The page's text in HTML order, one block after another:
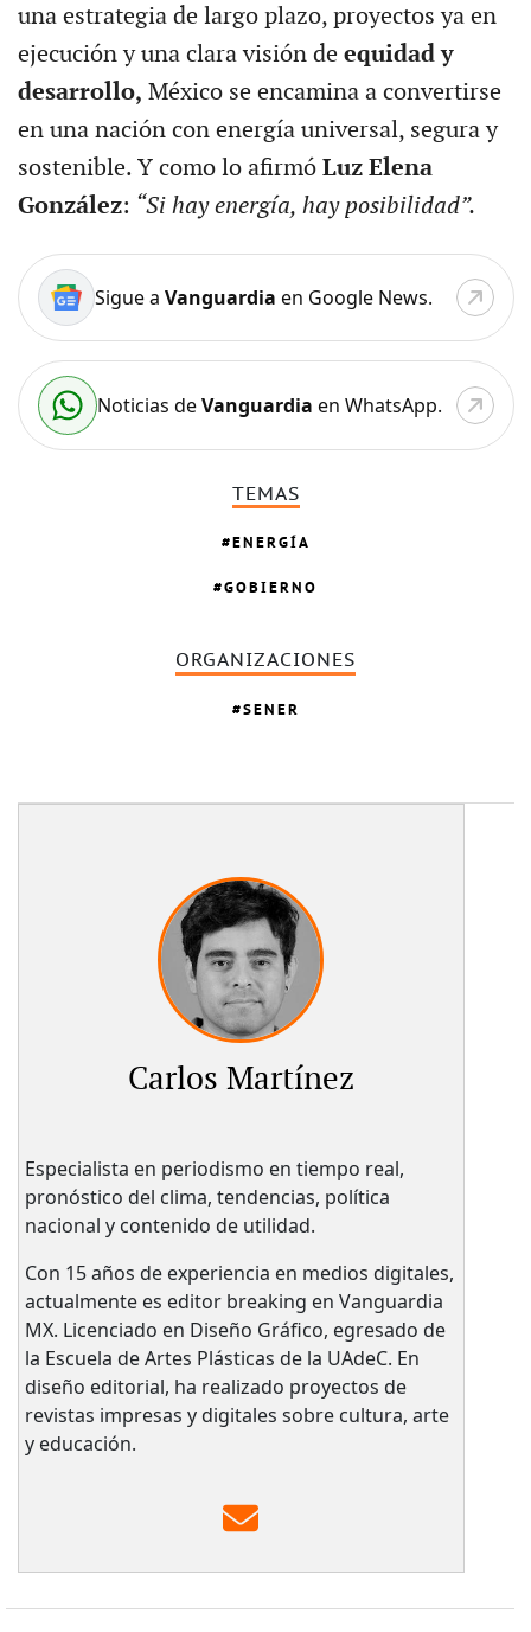
una estrategia de largo plazo, proyectos ya en
ejecución y una clara visión de equidad y
desarrollo, México se encamina a convertirse
en una nación con energía universal, segura y
sostenible. Y como lo afirmó Luz Elena
González: “Si hay energía, hay posibilidad”.
Sigue a Vanguardia en Google News.
Noticias deVanguardia en WhatsApp.
TEMAS
ENERGÍA
GOBIERNO
ORGANIZACIONES
SENER
Carlos Martínez
Especialista en periodismo en tiempo real,
pronóstico del clima, tendencias, política
nacional y contenido de utilidad.
Con 15 años de experiencia en medios digitales,
actualmente es editor breaking en Vanguardia
MX. Licenciado en Diseño Gráfico, egresado de
la Escuela de Artes Plásticas de la UAdeC. En
diseño editorial, ha realizado proyectos de
revistas impresas y digitales sobre cultura, arte
y educación.